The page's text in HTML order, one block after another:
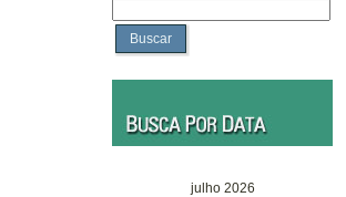
Buscar
julho 2026